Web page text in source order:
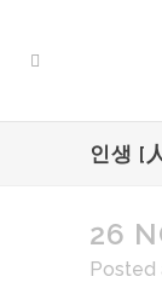
인생 [
26
Posted